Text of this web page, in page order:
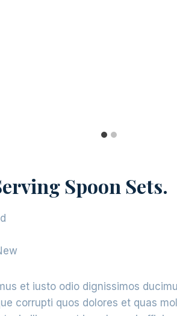
Spoon Sets.
et iusto odio dignissimos
corrupti quos dolores et quas